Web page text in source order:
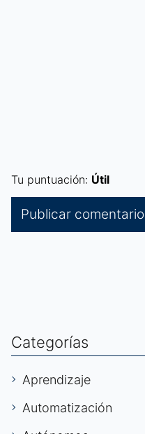
Tu puntuación: Útil
Categorías
Aprendizaje
Automatización